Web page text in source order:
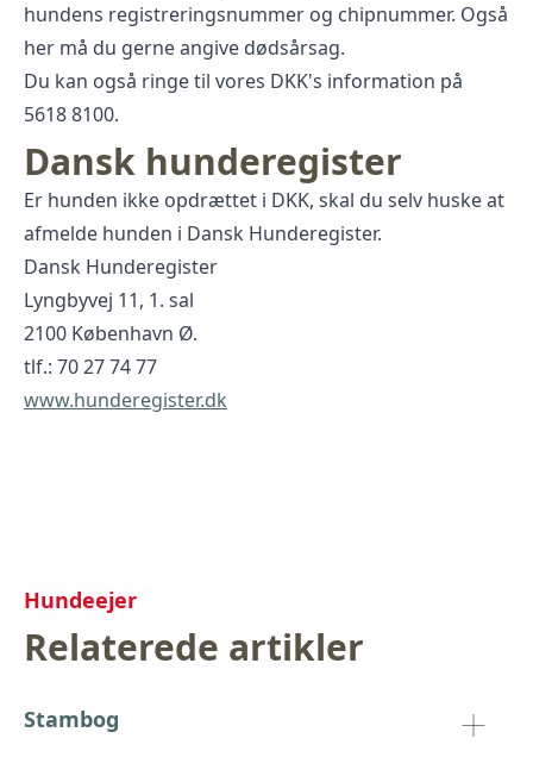
hundens registreringsnummer og chipnummer. Også
her må du gerne angive dødsårsag.
Du kan også ringe til vores DKK's information på
5618 8100.
Dansk hunderegister
Er hunden ikke opdrættet i DKK, skal du selv huske at
afmelde hunden i Dansk Hunderegister.
Dansk Hunderegister
Lyngbyvej 11, 1. sal
2100 København Ø.
tlf.: 70 27 74 77
www.hunderegister.dk
Hundeejer
Relaterede artikler
Stambog